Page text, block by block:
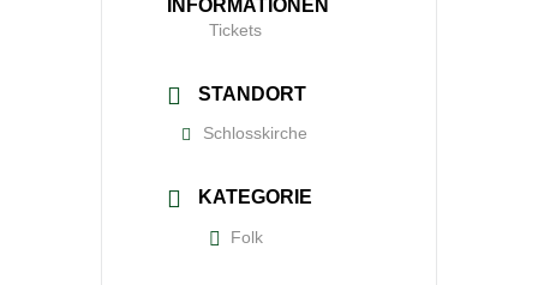
INFORMATIONEN
Tickets
STANDORT
Schlosskirche
KATEGORIE
Folk